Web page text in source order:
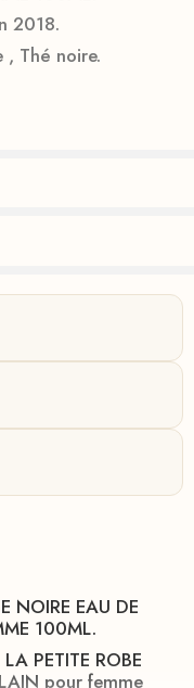
2018.
, Thé noire.
NOIRE EAU DE
100ML.
PETITE ROBE
pour femme